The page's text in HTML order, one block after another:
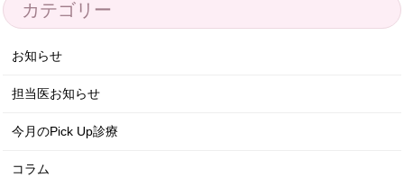
カテゴリー
お知らせ
担当医お知らせ
今月のPick Up診療
コラム